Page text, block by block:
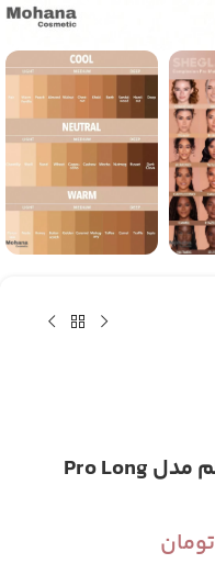
سمپل کرم پودر مات شیگلم مدل Pro Long
تومان